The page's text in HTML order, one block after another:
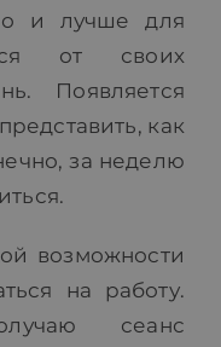
и лучше для
от своих
Появляется
как
за неделю
возможности
на работу.
сеанс